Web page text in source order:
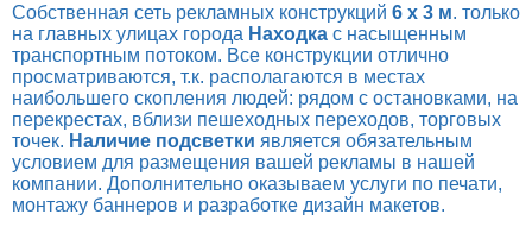
Собственная сеть рекламных конструкций 6 х 3 м. только
на главных улицах города Находка с насыщенным
транспортным потоком. Все конструкции отлично
просматриваются, т.к. располагаются в местах
наибольшего скопления людей: рядом с остановками, на
перекрестах, вблизи пешеходных переходов, торговых
точек. Наличие подсветки является обязательным
условием для размещения вашей рекламы в нашей
компании. Дополнительно оказываем услуги по печати,
монтажу баннеров и разработке дизайн макетов.